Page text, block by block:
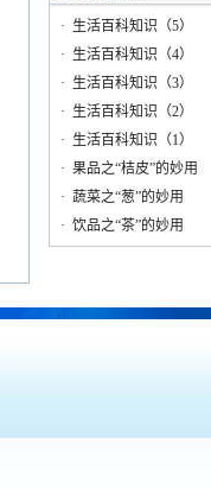
· 生活百科知识（5）
· 生活百科知识（4）
· 生活百科知识（3）
· 生活百科知识（2）
· 生活百科知识（1）
· 果品之“桔皮”的妙用
· 蔬菜之“葱”的妙用
· 饮品之“茶”的妙用